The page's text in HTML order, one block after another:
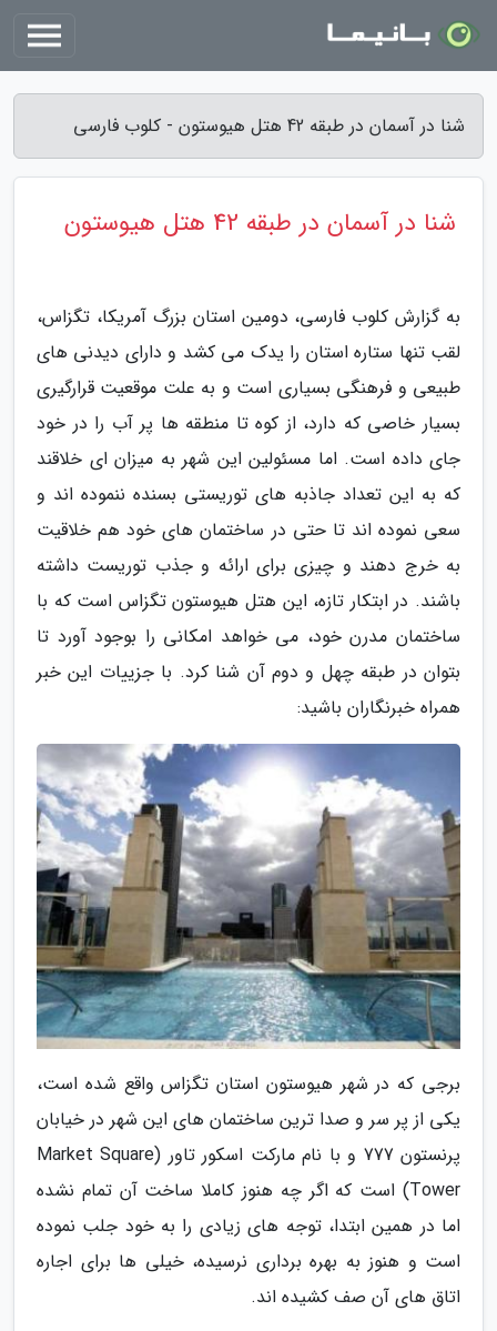
شنا در آسمان در طبقه 42 هتل هیوستون - کلوب فارسی
شنا در آسمان در طبقه 42 هتل هیوستون
به گزارش کلوب فارسی، دومین استان بزرگ آمریکا، تگزاس،
لقب تنها ستاره استان را یدک می کشد و دارای دیدنی های
طبیعی و فرهنگی بسیاری است و به علت موقعیت قرارگیری
بسیار خاصی که دارد، از کوه تا منطقه ها پر آب را در خود
جای داده است. اما مسئولین این شهر به میزان ای خلاقند
که به این تعداد جاذبه های توریستی بسنده ننموده اند و
سعی نموده اند تا حتی در ساختمان های خود هم خلاقیت
به خرج دهند و چیزی برای ارائه و جذب توریست داشته
باشند. در ابتکار تازه، این هتل هیوستون تگزاس است که با
ساختمان مدرن خود، می خواهد امکانی را بوجود آورد تا
بتوان در طبقه چهل و دوم آن شنا کرد. با جزییات این خبر
همراه خبرنگاران باشید:
برجی که در شهر هیوستون استان تگزاس واقع شده است،
یکی از پر سر و صدا ترین ساختمان های این شهر در خیابان
پرنستون 777 و با نام مارکت اسکور تاور (Market Square
Tower) است که اگر چه هنوز کاملا ساخت آن تمام نشده
اما در همین ابتدا، توجه های زیادی را به خود جلب نموده
است و هنوز به بهره برداری نرسیده، خیلی ها برای اجاره
اتاق های آن صف کشیده اند.